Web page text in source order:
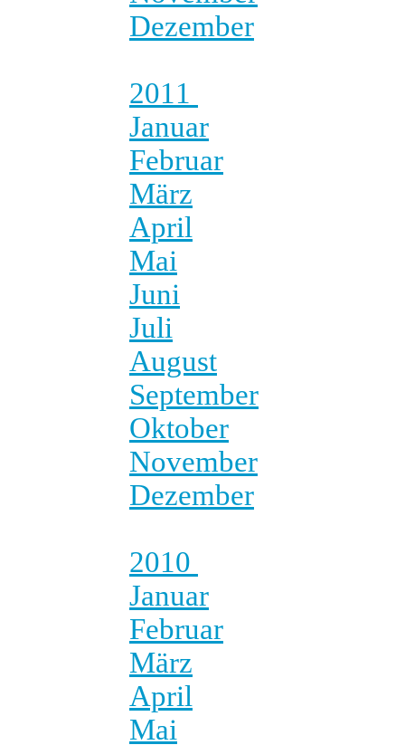
Dezember
2011
Januar
Februar
März
April
Mai
Juni
Juli
August
September
Oktober
November
Dezember
2010
Januar
Februar
März
April
Mai